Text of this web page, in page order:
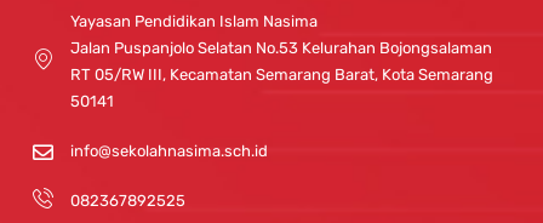
g
r
a
m
b
e
Yayasan Pendidikan Islam Nasima
Jalan Puspanjolo Selatan No.53 Kelurahan Bojongsalaman
RT 05/RW III, Kecamatan Semarang Barat, Kota Semarang
50141
info@sekolahnasima.sch.id
082367892525